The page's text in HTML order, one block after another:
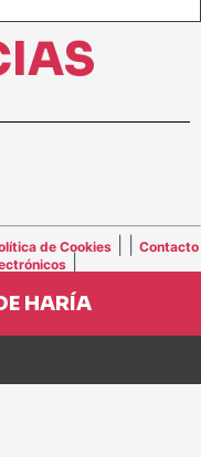
de Cookies Contacto
|
HARÍA